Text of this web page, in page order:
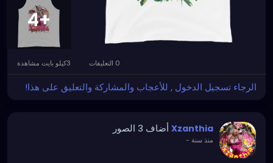
+4
الرجاء تسجيل الدخول , للأعجاب والمشاركة والتعليق على هذا!
Xzanthia أضاف 3 الصور
منذ سنة -